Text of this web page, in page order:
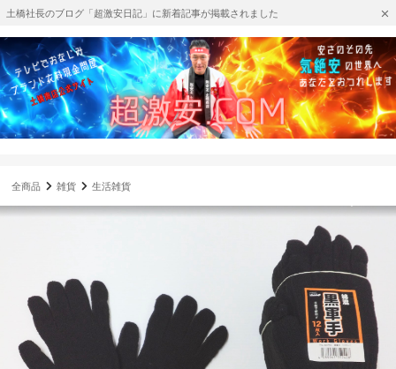
土橋社長のブログ「超激安日記」に新着記事が掲載されました
全商品 雑貨 生活雑貨